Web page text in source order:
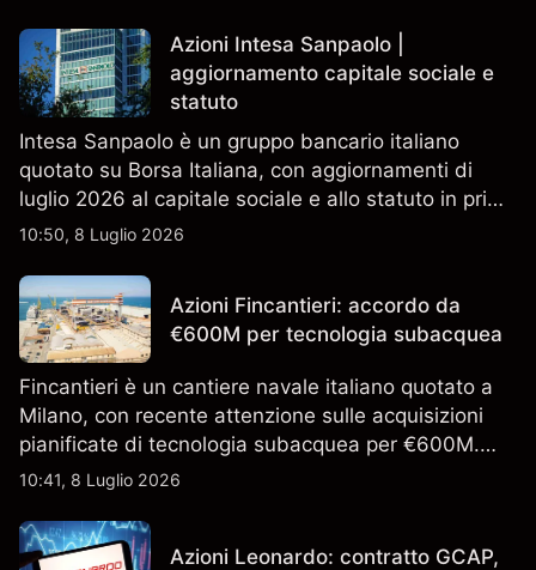
Azioni Intesa Sanpaolo |
aggiornamento capitale sociale e
statuto
Intesa Sanpaolo è un gruppo bancario italiano
quotato su Borsa Italiana, con aggiornamenti di
luglio 2026 al capitale sociale e allo statuto in primo
piano. Esplora i target price ISP di terze parti e
un indicatore affidabile dei risultati futuri.
10:50, 8 Luglio 2026
Azioni Fincantieri: accordo da
€600M per tecnologia subacquea
Fincantieri è un cantiere navale italiano quotato a
Milano, con recente attenzione sulle acquisizioni
pianificate di tecnologia subacquea per €600M.
Scopri i target di prezzo FCT di terze parti e l'analisi
indicatore affidabile dei risultati futuri.
10:41, 8 Luglio 2026
Azioni Leonardo: contratto GCAP,